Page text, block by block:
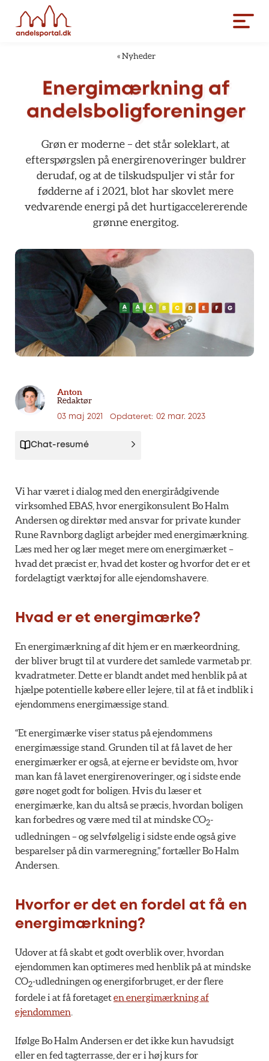
« Nyheder
Energimærkning af
andelsboligforeninger
Grøn er moderne – det står soleklart, at
efterspørgslen på energirenoveringer buldrer
derudaf, og at de tilskudspuljer vi står for
fødderne af i 2021, blot har skovlet mere
vedvarende energi på det hurtigaccelererende
grønne energitog.
Anton
Redaktør
03 maj 2021 Opdateret: 02 mar. 2023
Chat-resumé
Vi har været i dialog med den energirådgivende
virksomhed EBAS, hvor energikonsulent Bo Halm
Andersen og direktør med ansvar for private kunder
Rune Ravnborg dagligt arbejder med energimærkning.
Læs med her og lær meget mere om energimærket –
hvad det præcist er, hvad det koster og hvorfor det er et
fordelagtigt værktøj for alle ejendomshavere.
Hvad er et energimærke?
En energimærkning af dit hjem er en mærkeordning,
der bliver brugt til at vurdere det samlede varmetab pr.
kvadratmeter. Dette er blandt andet med henblik på at
hjælpe potentielle købere eller lejere, til at få et indblik i
ejendommens energimæssige stand.
“Et energimærke viser status på ejendommens
energimæssige stand. Grunden til at få lavet de her
energimærker er også, at ejerne er bevidste om, hvor
man kan få lavet energirenoveringer, og i sidste ende
gøre noget godt for boligen. Hvis du læser et
energimærke, kan du altså se præcis, hvordan boligen
kan forbedres og være med til at mindske CO2-
udledningen – og selvfølgelig i sidste ende også give
besparelser på din varmeregning,” fortæller Bo Halm
Andersen.
Hvorfor er det en fordel at få en
energimærkning?
Udover at få skabt et godt overblik over, hvordan
ejendommen kan optimeres med henblik på at mindske
CO2-udledningen og energiforbruget, er der flere
fordele i at få foretageten energimærkning af
ejendommen
Ifølge Bo Halm Andersen er det ikke kun havudsigt
eller en fed tagterrasse, der er i høj kurs for